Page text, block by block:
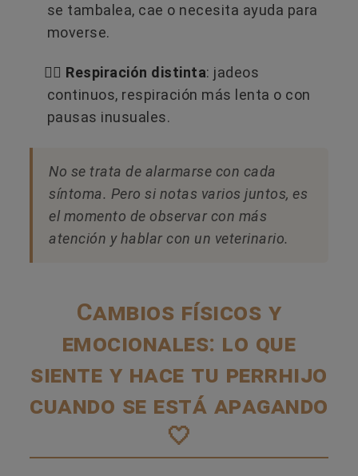
se tambalea, cae o necesita ayuda para
moverse.
😮‍💨 Respiración distinta: jadeos
continuos, respiración más lenta o con
pausas inusuales.
No se trata de alarmarse con cada
síntoma. Pero si notas varios juntos, es
el momento de observar con más
atención y hablar con un veterinario.
Cambios físicos y
emocionales: lo que
siente y hace tu perrhijo
cuando se está apagando
🤍